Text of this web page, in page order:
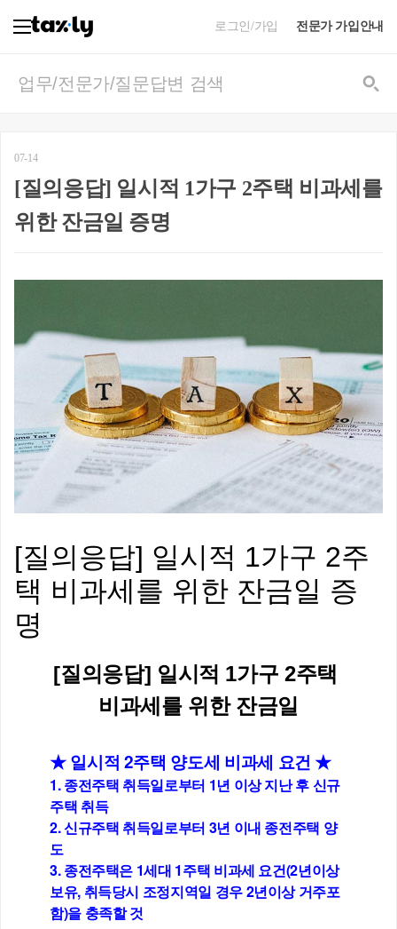
로그인/가입 전문가 가입안내
07-14
[질의응답] 일시적 1가구 2주택 비과세를
위한 잔금일 증명
[질의응답] 일시적 1가구 2주
택 비과세를 위한 잔금일 증
명
[질의응답] 일시적 1가구 2주택
비과세를 위한 잔금일
★ 일시적 2주택 양도세 비과세 요건 ★
1. 종전주택 취득일로부터 1년 이상 지난 후 신규
주택 취득
2. 신규주택 취득일로부터 3년 이내 종전주택 양
도
3. 종전주택은 1세대 1주택 비과세 요건(2년이상
보유, 취득당시 조정지역일 경우 2년이상 거주포
함)을 충족할 것